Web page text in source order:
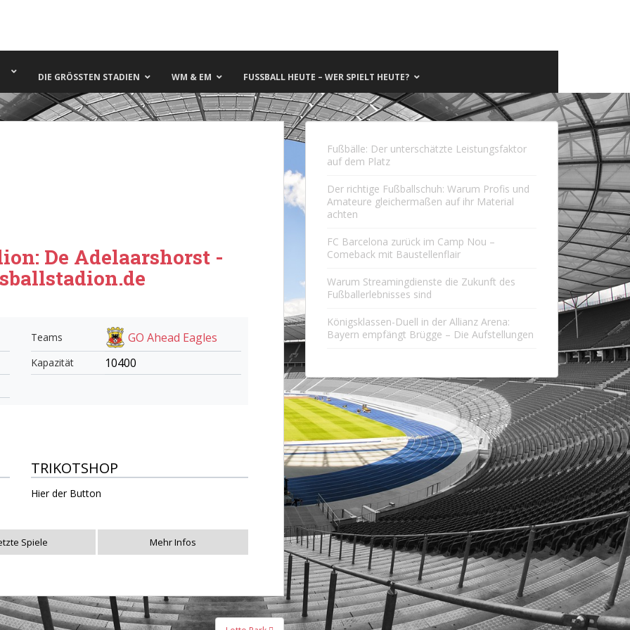
DIE GRÖSSTEN STADIEN WM & EM FUSSBALL HEUTE – WER SPIELT HEUTE?
De Adelaarshorst -
Teams GO Ahead Eagles
Kapazität 10400
TRIKOTSHOP
Hier der Button
Spiele Mehr Infos
Fußbälle: Der unterschätzte Leistungsfaktor
auf dem Platz
Der richtige Fußballschuh: Warum Profis und
Amateure gleichermaßen auf ihr Material
achten
FC Barcelona zurück im Camp Nou –
Comeback mit Baustellenflair
Warum Streamingdienste die Zukunft des
Fußballerlebnisses sind
Königsklassen-Duell in der Allianz Arena:
Bayern empfängt Brügge – Die Aufstellungen